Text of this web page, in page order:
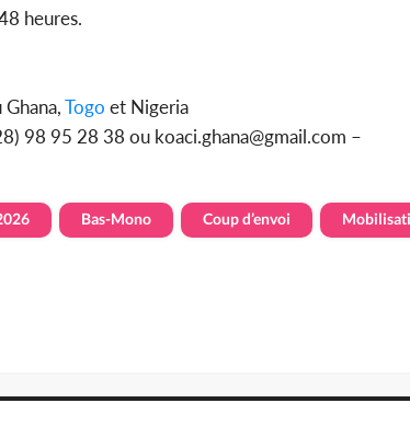
heures.
Togo et Nigeria
98 95 28 38 ou koaci.ghana@gmail.com –
Bas-Mono Coup d’envoi